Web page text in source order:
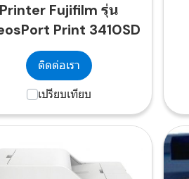
Fujifilm รุ่น
Print 3410SD
ติดต่อเรา
เปรียบเทียบ